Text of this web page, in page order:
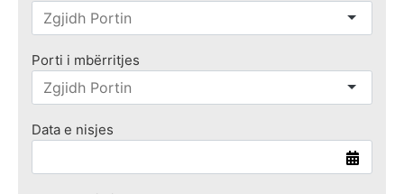
Porti i mbërritjes
Data e nisjes